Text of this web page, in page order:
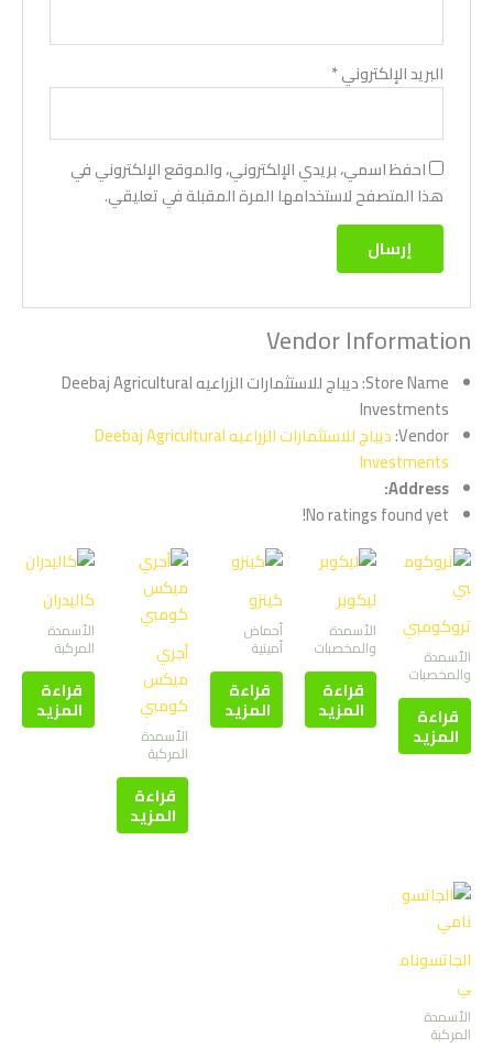
البريد الإلكتروني*
احفظ اسمي، بريدي الإلكتروني، والموقع الإلكتروني في
هذا المتصفح لاستخدامها المرة المقبلة في تعليقي.
Vendor Information
Store Name:
ديباج للاستثمارات الزراعيه Deebaj Agricultural
Investments
Vendor:
ديباج للاستثمارات الزراعيه Deebaj Agricultural
Investments
Address:
No ratings found yet!
تروكومبي
الأسمدة
والمخصبات
قراءة
المزيد
ليكوبر
الأسمدة
والمخصبات
قراءة
المزيد
كينزو
أحماض
أمينية
قراءة
المزيد
أجري
ميكس
كومبي
الأسمدة
المركبة
قراءة
المزيد
كاليدران
الأسمدة
المركبة
قراءة
المزيد
الجاتسونام
ي
الأسمدة
المركبة